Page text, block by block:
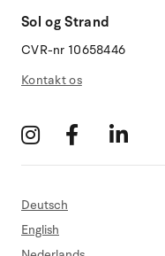
Sol og Strand
CVR-nr 10658446
Kontakt os
Deutsch
English